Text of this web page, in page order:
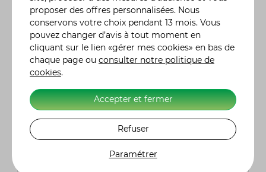
plus souple et maîtrisée ?
La suspension de la Versys 650 offre une plus
grande course verticale et une adaptabilité
accrue par rapport à ses homologues. À l'avant,
des fourches inversées de 41 mm, réglables en
précharge et en amortissement en
compression, ainsi qu'un amortisseur arrière
ajustable en amortissement en compression,
garantissent une conduite confortable et bien
maîtrisée, adaptée aux différents terrains et
styles de conduite.
proposer des offres personnalisées. Nous
conservons votre choix pendant 13 mois. Vous
pouvez changer d’avis à tout moment en
cliquant sur le lien «gérer mes cookies» en bas de
chaque page ou consulter notre politique de
cookies.
Accepter et fermer
Refuser
Paramétrer